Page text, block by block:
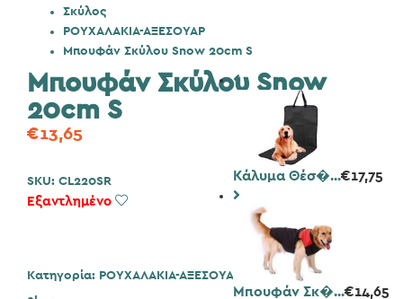
Σκύλος
ΡΟΥΧΑΛΑΚΙΑ-ΑΞΕΣΟΥΑΡ
Μπουφάν Σκύλου Snow 20cm S
Κάλυμα Θέσ�...€17,75
Μπουφάν Σκ�...€14,65
Μπουφάν Σκύλου Snow
20cm S
€13,65
SKU: CL220SR
Εξαντλημένο Add to Wishlist
Κατηγορία: ΡΟΥΧΑΛΑΚΙΑ-ΑΞΕΣΟΥΑΡ Σκύλος